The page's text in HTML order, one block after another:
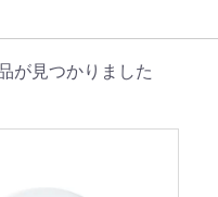
が見つかりました